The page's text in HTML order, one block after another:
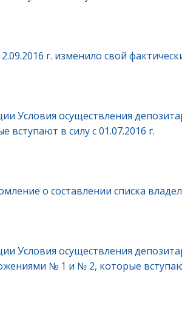
г. изменило свой
Условия осуществления
в силу с 01.07.2016 г.
о составлении списка
Условия осуществления
№ 1 и № 2, которые вступают